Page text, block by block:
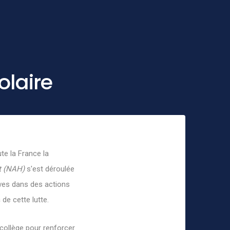
la France la
(NAH)s'est déroulée
dans des actions
cette lutte.
pour renforcer